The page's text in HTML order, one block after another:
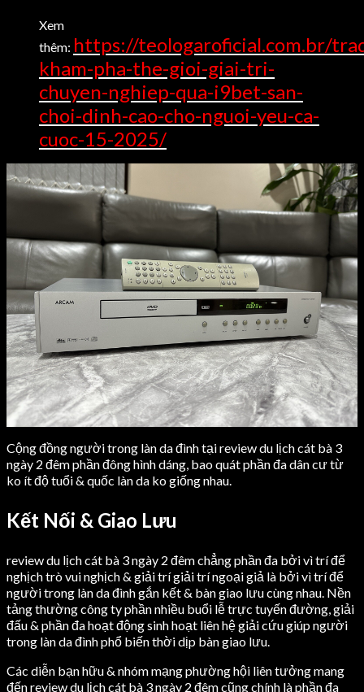
Xem
thêm: https://teologaroficial.com.br/
kham-pha-the-gioi-giai-tri-
chuyen-nghiep-qua-i9bet-san-
choi-dinh-cao-cho-nguoi-yeu-ca-
cuoc-15-2025/
Cộng đồng người trong làn da đình tại review du lịch cát bà 3
ngày 2 đêm phần đông hình dáng, bao quát phần đa dân cư từ
ko ít độ tuổi & quốc làn da ko giống nhau.
Kết Nối & Giao Lưu
review du lịch cát bà 3 ngày 2 đêm chẳng phần đa bởi vì trí để
nghịch trò vui nghịch & giải trí giải trí ngoại giả là bởi vì trí để
người trong làn da đình gắn kết & bàn giao lưu cùng nhau. Nền
tảng thường công ty phần nhiều buổi lễ trực tuyến đường, giải
đấu & phần đa hoạt động sinh hoạt liên hệ giải cứu giúp người
trong làn da đình phổ biến thời dịp bàn giao lưu.
Các diễn bạn hữu & nhóm mạng phường hội liên tưởng mang
đến review du lịch cát bà 3 ngày 2 đêm cũng chính là phần đa